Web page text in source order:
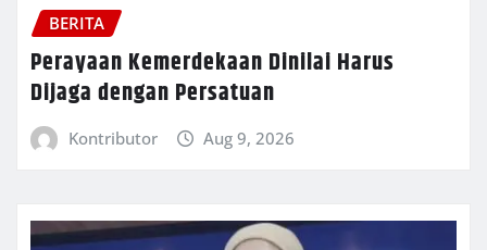
BERITA
Perayaan Kemerdekaan Dinilai Harus
Dijaga dengan Persatuan
Kontributor Aug 9, 2026